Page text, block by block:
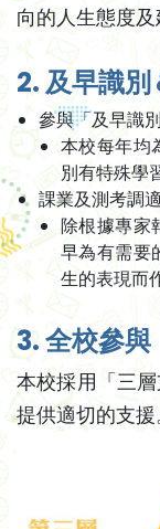
向的人生態度及
2. 及早識
參與「及早識
本校每年均
別有特殊學
課業及測考調
除根據專家
早為有需要
生的表現而
3. 全校參與
本校採用「三
提供適切的支援